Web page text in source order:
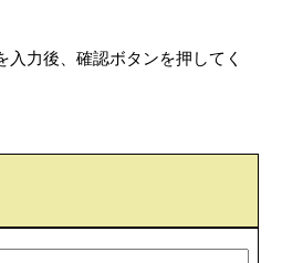
力後、確認ボタンを押してく